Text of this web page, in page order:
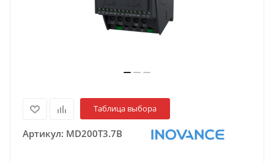
Таблица выбора
Артикул: MD200T3.7B